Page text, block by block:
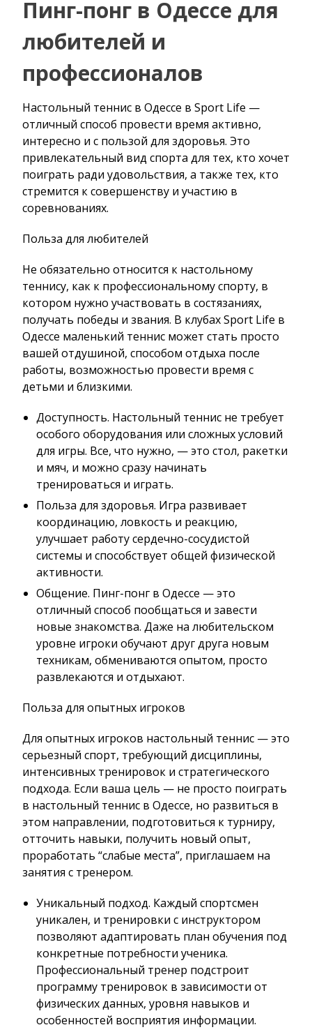
Пинг-понг в Одессе для
любителей и
профессионалов
Настольный теннис в Одессе в Sport Life —
отличный способ провести время активно,
интересно и с пользой для здоровья. Это
привлекательный вид спорта для тех, кто хочет
поиграть ради удовольствия, а также тех, кто
стремится к совершенству и участию в
соревнованиях.
Польза для любителей
Не обязательно относится к настольному
теннису, как к профессиональному спорту, в
котором нужно участвовать в состязаниях,
получать победы и звания. В клубах Sport Life в
Одессе маленький теннис может стать просто
вашей отдушиной, способом отдыха после
работы, возможностью провести время с
детьми и близкими.
Доступность. Настольный теннис не требует
особого оборудования или сложных условий
для игры. Все, что нужно, — это стол, ракетки
и мяч, и можно сразу начинать
тренироваться и играть.
Польза для здоровья. Игра развивает
координацию, ловкость и реакцию,
улучшает работу сердечно-сосудистой
системы и способствует общей физической
активности.
Общение. Пинг-понг в Одессе — это
отличный способ пообщаться и завести
новые знакомства. Даже на любительском
уровне игроки обучают друг друга новым
техникам, обмениваются опытом, просто
развлекаются и отдыхают.
Польза для опытных игроков
Для опытных игроков настольный теннис — это
серьезный спорт, требующий дисциплины,
интенсивных тренировок и стратегического
подхода. Если ваша цель — не просто поиграть
в настольный теннис в Одессе, но развиться в
этом направлении, подготовиться к турниру,
отточить навыки, получить новый опыт,
проработать “слабые места”, приглашаем на
занятия с тренером.
Уникальный подход. Каждый спортсмен
уникален, и тренировки с инструктором
позволяют адаптировать план обучения под
конкретные потребности ученика.
Профессиональный тренер подстроит
программу тренировок в зависимости от
физических данных, уровня навыков и
особенностей восприятия информации.